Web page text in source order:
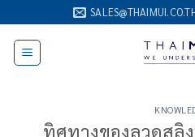
ไป
เนื้อหา
ทิศทางของลวดสลิ